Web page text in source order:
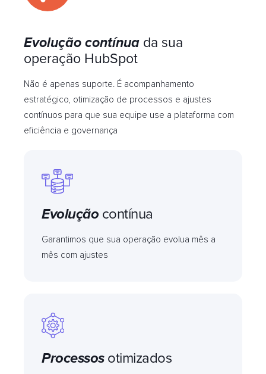
Evolução contínua da sua
operação HubSpot
Não é apenas suporte. É acompanhamento
estratégico, otimização de processos e ajustes
contínuos para que sua equipe use a plataforma com
eficiência e governança
Evolução contínua
Garantimos que sua operação evolua mês a
mês com ajustes
Processos otimizados